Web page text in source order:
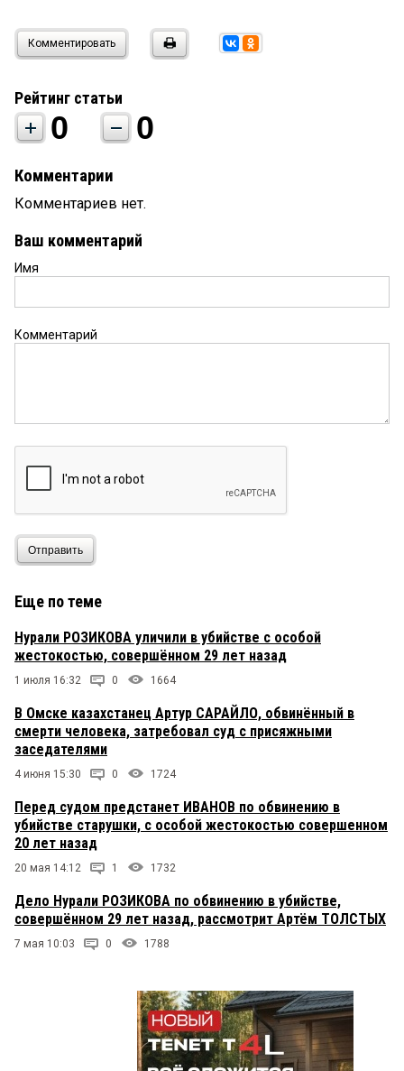
Комментировать
Рейтинг статьи
0 0
Комментарии
Комментариев нет.
Ваш комментарий
Имя
Комментарий
Отправить
Еще по теме
Нурали РОЗИКОВА уличили в убийстве с особой
жестокостью, совершённом 29 лет назад
1 июля 16:32 0 1664
В Омске казахстанец Артур САРАЙЛО, обвинённый в
смерти человека, затребовал суд с присяжными
заседателями
4 июня 15:30 0 1724
Перед судом предстанет ИВАНОВ по обвинению в
убийстве старушки, с особой жестокостью совершенном
20 лет назад
20 мая 14:12 1 1732
Дело Нурали РОЗИКОВА по обвинению в убийстве,
совершённом 29 лет назад, рассмотрит Артём ТОЛСТЫХ
7 мая 10:03 0 1788